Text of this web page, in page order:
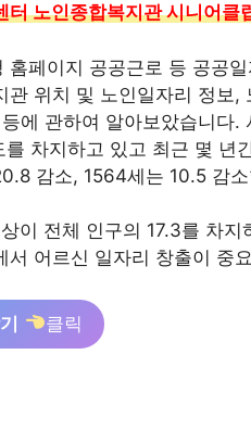
노인종합복지관 시니어클
홈페이지 공공근로 등 공공
관 위치 및 노인일자리 정보
에 관하여 알아보았습니다
차지하고 있고 최근 몇 년
감소, 1564세는 10.5 감
이 전체 인구의 17.3를 차
서 어르신 일자리 창출이 중
클릭